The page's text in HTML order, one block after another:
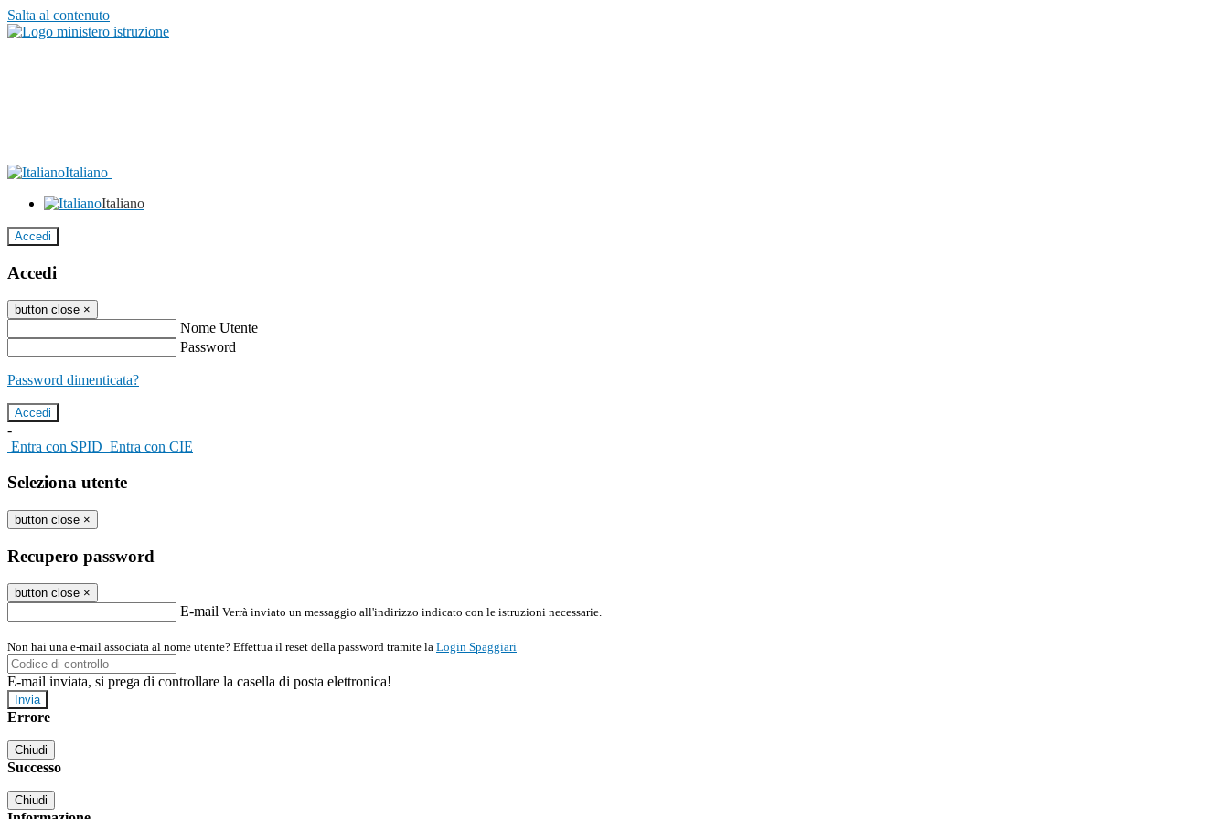
Salta al contenuto
Italiano
Italiano
Accedi
Accedi
button close ×
Nome Utente
Password
Password dimenticata?
-
Entra con SPID Entra con CIE
Seleziona utente
button close ×
Recupero password
button close ×
E-mail Verrà inviato un messaggio all'indirizzo indicato con le istruzioni necessarie.
Non hai una e-mail associata al nome utente? Effettua il reset della password tramite la Login Spaggiari
E-mail inviata, si prega di controllare la casella di posta elettronica!
Errore
Chiudi
Successo
Chiudi